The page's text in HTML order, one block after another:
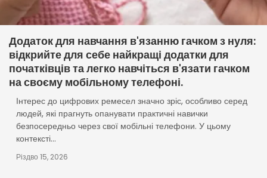
Додаток для навчання в'язанню гачком з нуля:
відкрийте для себе найкращі додатки для
початківців та легко навчіться в'язати гачком
на своєму мобільному телефоні.
Інтерес до цифрових ремесел значно зріс, особливо серед
людей, які прагнуть опанувати практичні навички
безпосередньо через свої мобільні телефони. У цьому
контексті...
Різдво 15, 2026